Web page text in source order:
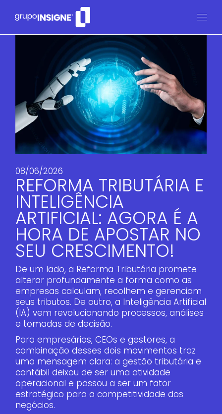
08/06/2026
REFORMA TRIBUTÁRIA E
INTELIGÊNCIA
ARTIFICIAL: AGORA É A
HORA DE APOSTAR NO
SEU CRESCIMENTO!
De um lado, a Reforma Tributária promete
alterar profundamente a forma como as
empresas calculam, recolhem e gerenciam
seus tributos. De outro, a Inteligência Artificial
(IA) vem revolucionando processos, análises
e tomadas de decisão.
Para empresários, CEOs e gestores, a
combinação desses dois movimentos traz
uma mensagem clara: a gestão tributária e
contábil deixou de ser uma atividade
operacional e passou a ser um fator
estratégico para a competitividade dos
negócios.